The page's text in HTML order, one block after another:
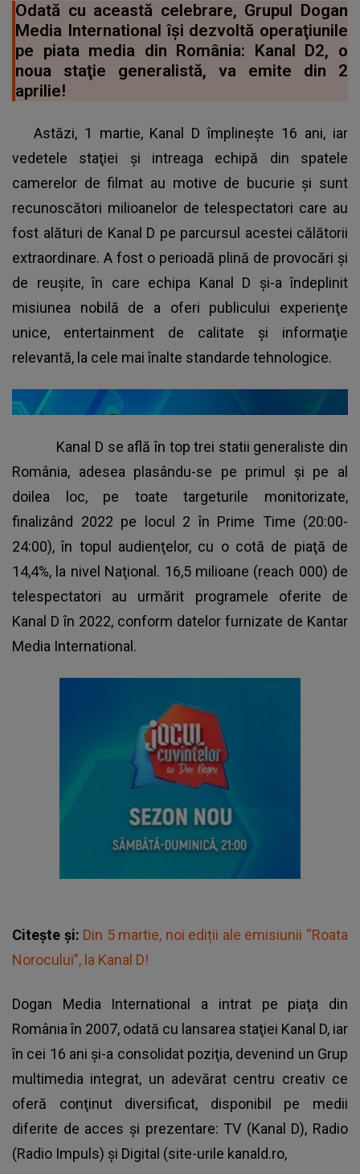
Odată cu această celebrare, Grupul Dogan
Media International îşi dezvoltă operaţiunile
pe piata media din România: Kanal D2, o
noua staţie generalistă, va emite din 2
aprilie!
Astăzi, 1 martie, Kanal D împlineşte 16 ani, iar
vedetele staţiei şi intreaga echipă din spatele
camerelor de filmat au motive de bucurie şi sunt
recunoscători milioanelor de telespectatori care au
fost alături de Kanal D pe parcursul acestei călătorii
extraordinare. A fost o perioadă plină de provocări şi
de reuşite, în care echipa Kanal D şi-a îndeplinit
misiunea nobilă de a oferi publicului experienţe
unice, entertainment de calitate şi informaţie
relevantă, la cele mai înalte standarde tehnologice.
Kanal D se află în top trei statii generaliste din
România, adesea plasându-se pe primul şi pe al
doilea loc, pe toate targeturile monitorizate,
finalizând 2022 pe locul 2 în Prime Time (20:00-
24:00), în topul audienţelor, cu o cotă de piaţă de
14,4%, la nivel Naţional. 16,5 milioane (reach 000) de
telespectatori au urmărit programele oferite de
Kanal D în 2022, conform datelor furnizate de Kantar
Media International.
Citește și: Din 5 martie, noi ediții ale emisiunii “Roata
Norocului”, la Kanal D!
Dogan Media International a intrat pe piaţa din
România în 2007, odată cu lansarea staţiei Kanal D, iar
în cei 16 ani şi-a consolidat poziţia, devenind un Grup
multimedia integrat, un adevărat centru creativ ce
oferă conţinut diversificat, disponibil pe medii
diferite de acces şi prezentare: TV (Kanal D), Radio
(Radio Impuls) şi Digital (site-urile kanald.ro,